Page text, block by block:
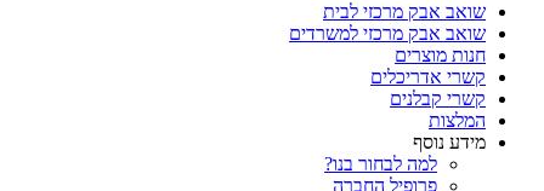
שואב אבק מרכזי לבית
שואב אבק מרכזי למשרדים
חנות מוצרים
קשרי אדריכלים
קשרי קבלנים
המלצות
מידע נוסף
למה לבחור בנו?
פרופיל החברה